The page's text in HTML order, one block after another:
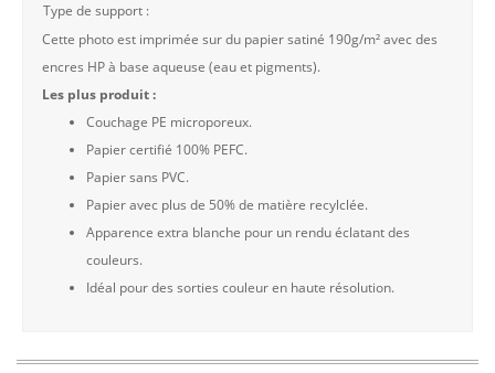
Type de support :
Cette photo est imprimée sur du papier satiné 190g/m² avec des
encres HP à base aqueuse (eau et pigments).
Les plus produit :
Couchage PE microporeux.
Papier certifié 100% PEFC.
Papier sans PVC.
Papier avec plus de 50% de matière recylclée.
Apparence extra blanche pour un rendu éclatant des
couleurs.
Idéal pour des sorties couleur en haute résolution.